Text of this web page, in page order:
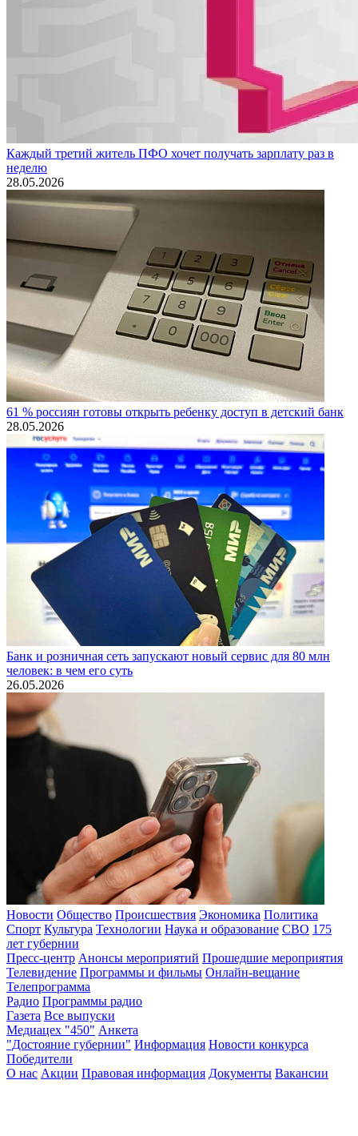
Каждый третий житель ПФО хочет получать зарплату раз в
неделю
28.05.2026
61 % россиян готовы открыть ребенку доступ в детский банк
28.05.2026
Банк и розничная сеть запускают новый сервис для 80 млн
человек: в чем его суть
26.05.2026
Новости Общество Происшествия Экономика Политика
Спорт Культура Технологии Наука и образование СВО 175
лет губернии
Пресс-центр Анонсы мероприятий Прошедшие мероприятия
Телевидение Программы и фильмы Онлайн-вещание
Телепрограмма
Радио Программы радио
Газета Все выпуски
Медиацех "450" Анкета
"Достояние губернии" Информация Новости конкурса
Победители
О нас Акции Правовая информация Документы Вакансии